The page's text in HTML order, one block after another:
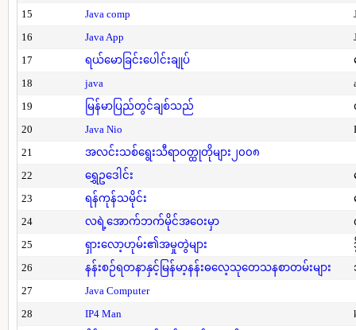
15
Java comp
16
Java App
17
ရယ်မောခြင်းပေါင်းချုပ်
18
java
19
မြန်မာပြည်တွင်ချစ်သည်
20
Java Nio
21
အလင်းသစ်ရွေးသီရာဝတ္ထုတိုများ၂၀၀၈
22
ရွှေဥဒေါင်း
23
ရန်ကုန်သမိုင်း
24
လရဲ့အောက်ဘက်မိုင်အဝေးမှာ
25
ရှားလော့ဟုမ်း၏အမှုတွဲများ
26
နန်းစဉ်ရတနာနှင့်မြန်မာ့နန်းဓလေ့သုတေသနစာတမ်းများ
27
Java Computer
28
IP4 Man